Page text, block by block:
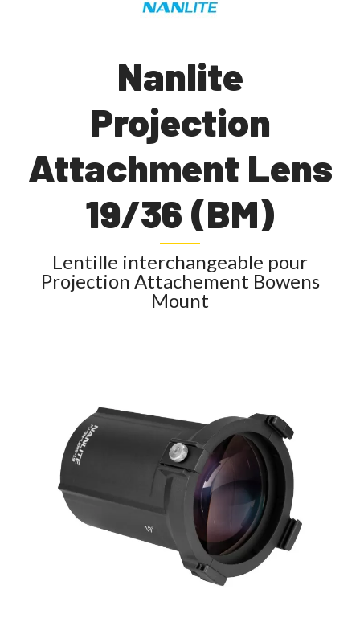
Nanlite
Projection
Attachment Lens
19/36 (BM)
Lentille interchangeable pour
Projection Attachement Bowens
Mount